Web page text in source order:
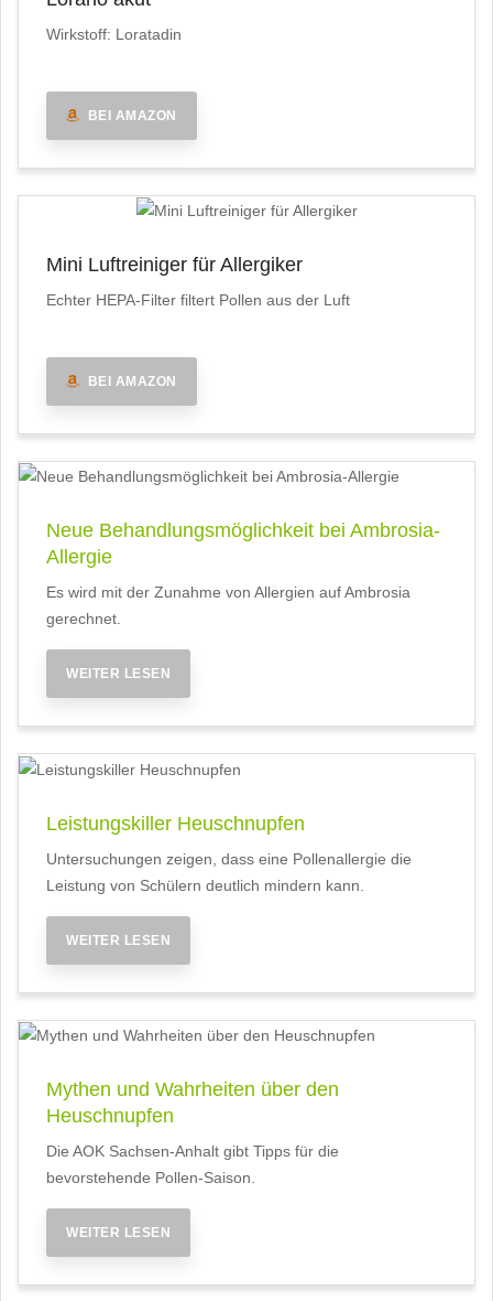
Wirkstoff: Loratadin
BEI AMAZON
Mini Luftreiniger für Allergiker
Echter HEPA-Filter filtert Pollen aus der Luft
BEI AMAZON
Neue Behandlungsmöglichkeit bei Ambrosia-
Allergie
Es wird mit der Zunahme von Allergien auf Ambrosia
gerechnet.
WEITER LESEN
Leistungskiller Heuschnupfen
Untersuchungen zeigen, dass eine Pollenallergie die
Leistung von Schülern deutlich mindern kann.
WEITER LESEN
Mythen und Wahrheiten über den
Heuschnupfen
Die AOK Sachsen-Anhalt gibt Tipps für die
bevorstehende Pollen-Saison.
WEITER LESEN